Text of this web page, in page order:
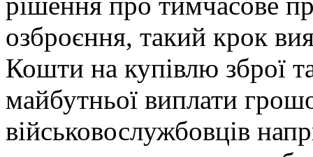
озброєння, такий крок
Кошти на купівлю зброї
майбутньої виплати
військовослужбовців